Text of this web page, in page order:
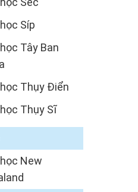
Síp
Tây Ban
Thụy Điển
Thụy Sĩ
New